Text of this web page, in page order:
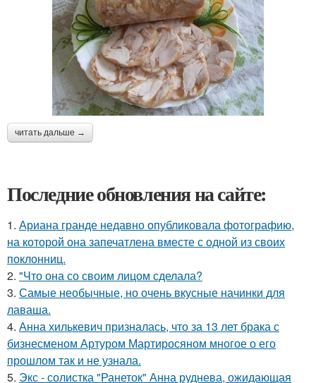
читать дальше →
Последние обновления на сайте:
1. Ариана гранде недавно опубликовала фотографию,
на которой она запечатлена вместе с одной из своих
поклонниц.
2. "Что она со своим лицом сделала?
3. Самые необычные, но очень вкусные начинки для
лаваша.
4. Анна хилькевич призналась, что за 13 лет брака с
бизнесменом Артуром Мартиросяном многое о его
прошлом так и не узнала.
5. Экс - солистка "Ранеток" Анна руднева, ожидающая